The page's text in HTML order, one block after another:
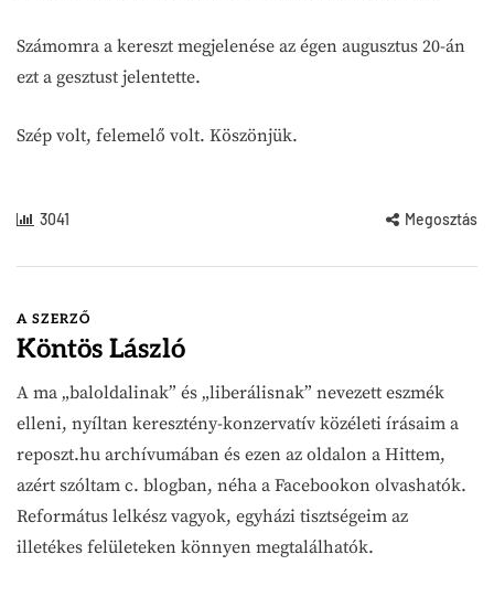
Számomra a kereszt megjelenése az égen augusztus 20-án
ezt a gesztust jelentette.
Szép volt, felemelő volt. Köszönjük.
3041 Megosztás
A SZERZŐ
Köntös László
A ma „baloldalinak” és „liberálisnak” nevezett eszmék
elleni, nyíltan keresztény-konzervatív közéleti írásaim a
reposzt.hu archívumában és ezen az oldalon a Hittem,
azért szóltam c. blogban, néha a Facebookon olvashatók.
Református lelkész vagyok, egyházi tisztségeim az
illetékes felületeken könnyen megtalálhatók.